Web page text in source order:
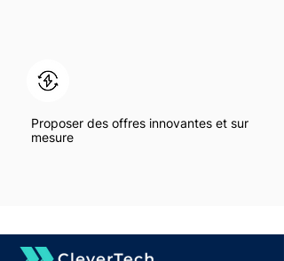
Proposer des offres innovantes et sur
mesure